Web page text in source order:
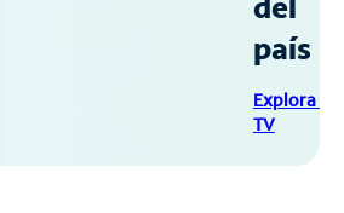
país
Explora
TV